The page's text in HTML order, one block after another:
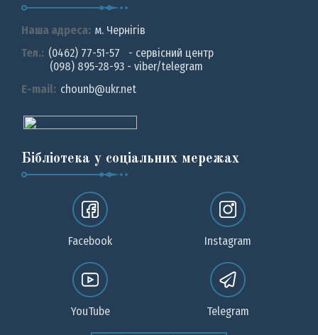
Наша адреса: м. Чернiгiв
Тел.: (0462) 77-51-57 - сервісний центр
(098) 895-28-93 - viber/telegram
E-mail: chounb@ukr.net
Бібліотека у соціальних мережах
Facebook Instagram
YouTube Telegram